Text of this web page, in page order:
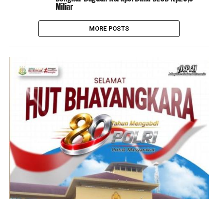
Miliar
MORE POSTS